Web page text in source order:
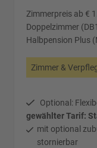
Zimmerpreis ab €
Doppelzimmer
Halbpension Plus
Zimmer &
Optional:
gewählter Tarif:
mit optional
stornierbar